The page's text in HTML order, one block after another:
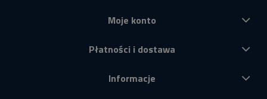
Moje konto
Płatności i dostawa
Informacje